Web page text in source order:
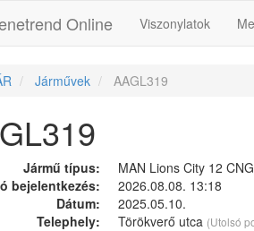
Online Viszonylatok
Járművek AAGL319
Jármű típus:
MAN Lions City 12
bejelentkezés:
2026.08.08. 13:18
Dátum:
2025.05.10.
Telephely:
Törökverő utca (Utolsó